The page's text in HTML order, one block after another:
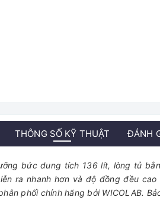
THÔNG SỐ KỸ THUẬT ĐÁNH
bức dung tích 136 lít, lòng tủ
ra nhanh hơn và độ đồng đều
phối chính hãng bởi WICOLAB.